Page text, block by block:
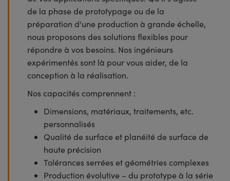
de la phase de prototypage ou de la
préparation d'une production à grande échelle,
nous proposons des solutions flexibles pour
répondre à vos besoins. Nos ingénieurs
expérimentés sont là pour vous aider, de la
conception à la réalisation.
Nos capacités comprennent :
Dimensions, matériaux, traitements, etc.
personnalisés
Qualité de surface et planéité de surface de
haute précision
Tolérances serrées et géométries complexes
Production évolutive – du prototype à la série